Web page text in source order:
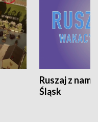
Ruszaj z
Śląsk